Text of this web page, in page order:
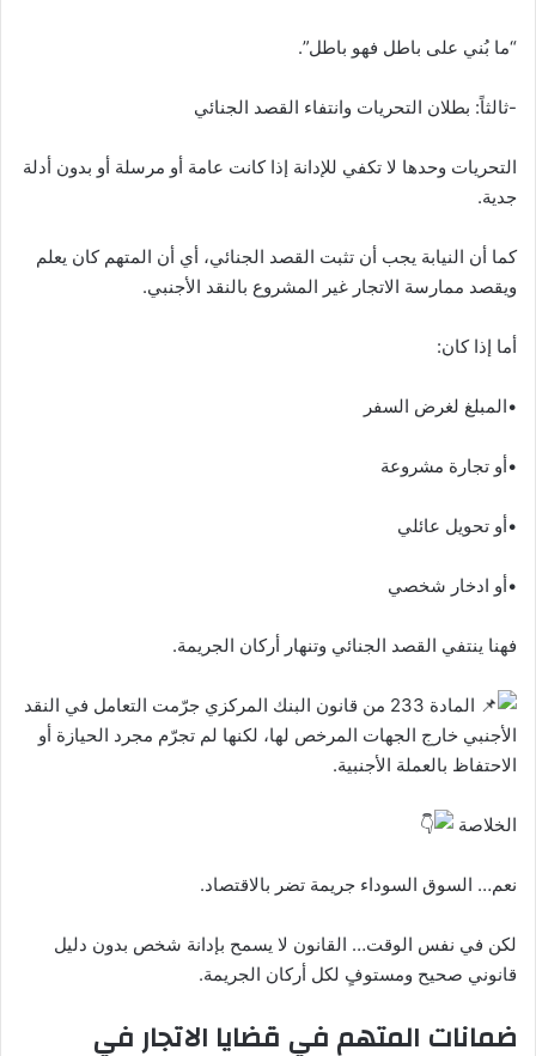
“ما بُني على باطل فهو باطل”.
-ثالثاً: بطلان التحريات وانتفاء القصد الجنائي
التحريات وحدها لا تكفي للإدانة إذا كانت عامة أو مرسلة أو بدون أدلة
جدية.
كما أن النيابة يجب أن تثبت القصد الجنائي، أي أن المتهم كان يعلم
ويقصد ممارسة الاتجار غير المشروع بالنقد الأجنبي.
أما إذا كان:
•المبلغ لغرض السفر
•أو تجارة مشروعة
•أو تحويل عائلي
•أو ادخار شخصي
فهنا ينتفي القصد الجنائي وتنهار أركان الجريمة.
المادة 233 من قانون البنك المركزي جرّمت التعامل في النقد
الأجنبي خارج الجهات المرخص لها، لكنها لم تجرّم مجرد الحيازة أو
الاحتفاظ بالعملة الأجنبية.
الخلاصة
نعم… السوق السوداء جريمة تضر بالاقتصاد.
لكن في نفس الوقت… القانون لا يسمح بإدانة شخص بدون دليل
قانوني صحيح ومستوفٍ لكل أركان الجريمة.
ضمانات المتهم في قضايا الاتجار في